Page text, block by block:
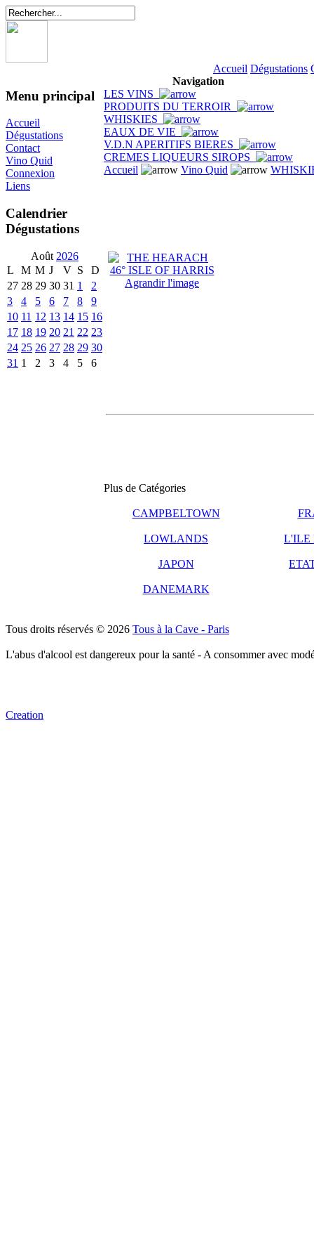
Accueil Dégustations
Menu principal
Accueil
Dégustations
Contact
Vino Quid
Connexion
Liens
Calendrier
Dégustations
Août 2026
L
M M J V S
D
27 28 29 30 31 1
2
3
4 5 6 7 8
9
10 11 12 13 14 15 16
17 18 19 20 21 22 23
24 25 26 27 28 29 30
31 1 2 3 4 5 6
Navigation
LES VINS
PRODUITS DU TERROIR
WHISKIES
EAUX DE VIE
V.D.N APERITIFS BIERES
CREMES LIQUEURS SIROPS
Accueil
Vino Quid
Agrandir l'image
Plus de Catégories
CAMPBELTOWN
LOWLANDS L'ILE
JAPON
DANEMARK
Tous droits réservés © 2026 Tous à la Cave - Paris
L'abus d'alcool est dangereux pour la santé - A consommer avec
Creation